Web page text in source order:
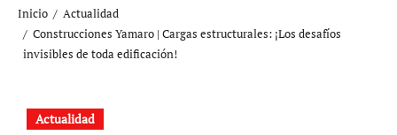
Inicio
Actualidad
Construcciones Yamaro | Cargas estructurales: ¡Los desafíos
invisibles de toda edificación!
Actualidad